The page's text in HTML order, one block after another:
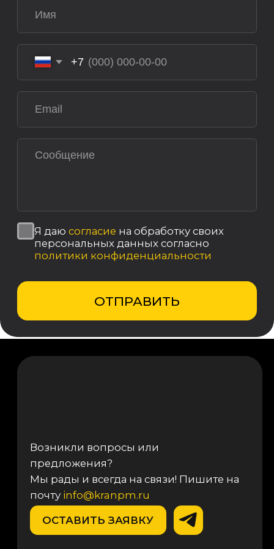
© 2025, ООО «ОКТ-Подъемные машины»
Политика использования cookies
Пользовательское соглашение
данных
Реквизиты компании